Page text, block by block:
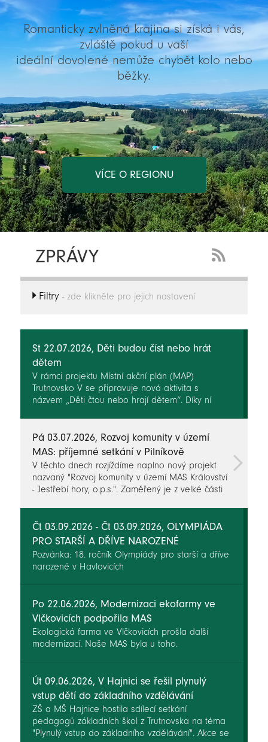
Romanticky zvlněná krajina si získá i vás,
zvláště pokud u vaší
ideální dovolené nemůže chybět kolo nebo
běžky.
VÍCE O REGIONU
ZPRÁVY
Feed
Filtry- zde klikněte pro jejich nastavení
St 22.07.2026, Děti budou číst nebo hrát
dětem
V rámci projektu Místní akční plán (MAP)
Trutnovsko V se připravuje nová aktivita s
názvem „Děti čtou nebo hrají dětem“. Díky ní
podpořit radost ze čtení, rozvíjet komunikační
dovednosti, představivost i spolupráci mezi dětmi
různého věku.
Pá 03.07.2026, Rozvoj komunity v území
MAS: příjemné setkání v Pilníkově
V těchto dnech rozjíždíme naplno nový projekt
nazvaný "Rozvoj komunity v území MAS Království
- Jestřebí hory, o.p.s.". Zaměřený je z velké části
Čt 03.09.2026 - Čt 03.09.2026, OLYMPIÁDA
PRO STARŠÍ A DŘÍVE NAROZENÉ
Pozvánka: 18. ročník Olympiády pro starší a dříve
narozené v Havlovicích
Po 22.06.2026, Modernizaci ekofarmy ve
Vlčkovicích podpořila MAS
Ekologická farma ve Vlčkovicích prošla další
modernizací. Naše MAS byla u toho.
Út 09.06.2026, V Hajnici se řešil plynulý
vstup dětí do základního vzdělávání
ZŠ a MŠ Hajnice hostila sdílecí setkání
pedagogů základních škol z Trutnovska na téma
"Plynulý vstup do základního vzdělávání". Akce se